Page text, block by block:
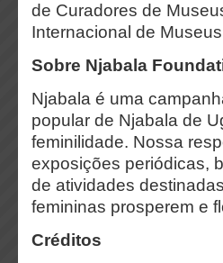
de Curadores de
Internacional de
Sobre Njabala
Njabala é uma
popular de Njabala de
feminilidade. Nossa
exposições periódicas,
de atividades
femininas prosperem e
Créditos